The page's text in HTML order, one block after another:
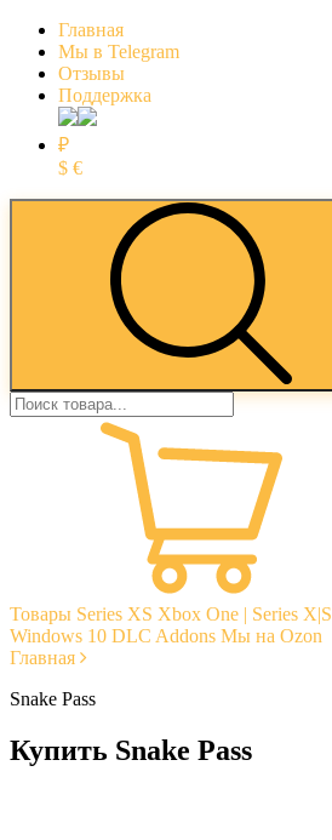
Главная
Мы в Telegram
Отзывы
Поддержка
₽
$ €
Товары Series XS Xbox One | Series X|S
Windows 10 DLC Addons Мы на Ozon
Главная
Snake Pass
Купить Snake Pass